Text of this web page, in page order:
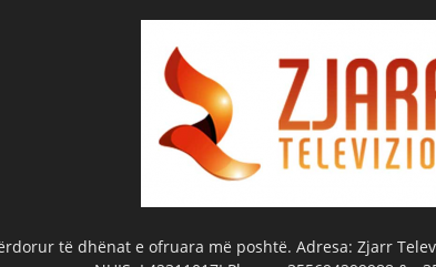
të dhënat e ofruara më poshtë. Adresa: Zjarr